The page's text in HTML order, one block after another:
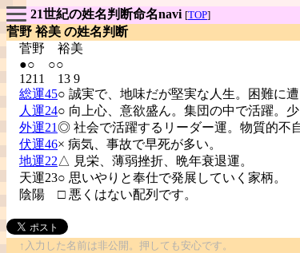
21世紀の姓名判断命名navi [TOP]
菅野 裕美 の姓名判断
菅野 裕美
●○ ○○
1211 13 9
総運45○ 誠実で、地味だが堅実な人生。困難に
人運24○ 向上心、意欲盛ん。集団の中で活躍。
外運21◎ 社会で活躍するリーダー運。物質的不
伏運46× 病気、事故で早死が多い。
地運22△ 見栄、薄弱挫折、晩年衰退運。
天運23○ 思いやりと奉仕で発展していく家柄。
陰陽 □ 悪くはない配列です。
↑入力した名前は非公開。押しても安心です。